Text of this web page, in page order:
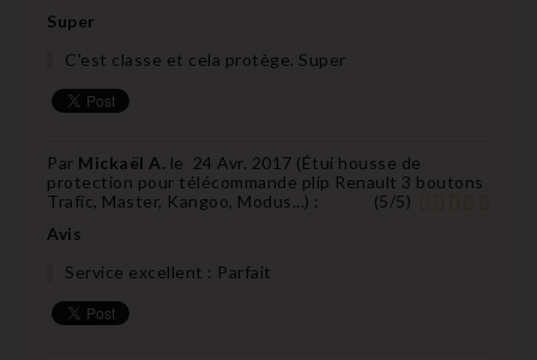
Super
C'est classe et cela protège. Super
Par Mickaël A. le 24 Avr. 2017 (Étui housse de
protection pour télécommande plip Renault 3 boutons
Trafic, Master, Kangoo, Modus...) : (5/5)
Avis
Service excellent : Parfait